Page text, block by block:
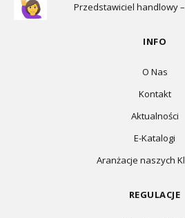
Przedstawiciel handlowy –
INFO
O Nas
Kontakt
Aktualności
E-Katalogi
Aranżacje naszych
REGULACJE